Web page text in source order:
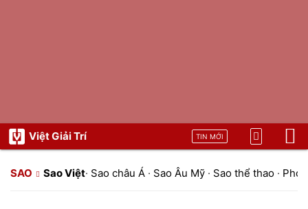
Việt Giải Trí TIN MỚI
SAO Sao Việt· Sao châu Á · Sao Âu Mỹ · Sao thể thao ·